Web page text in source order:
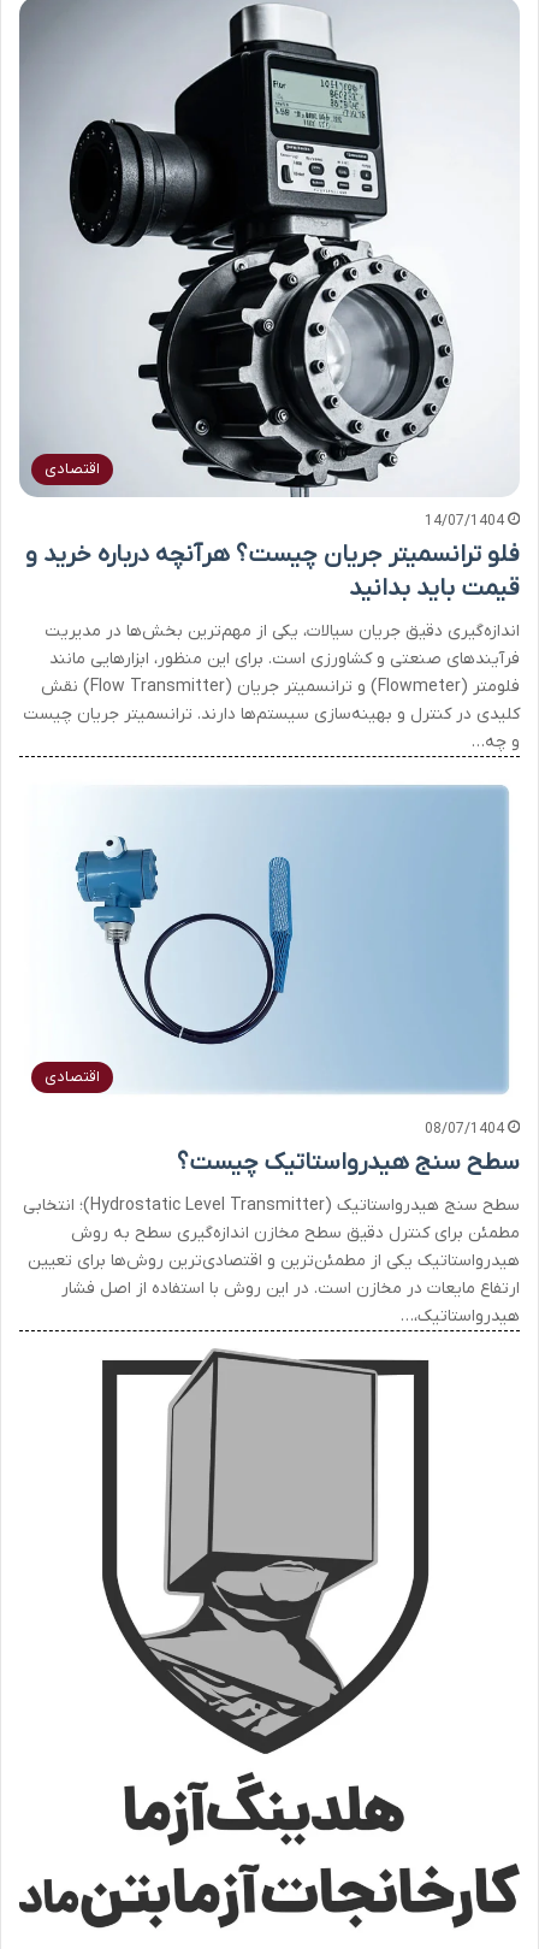
اقتصادی
14/07/1404
فلو ترانسمیتر جریان چیست؟ هرآنچه درباره خرید و
قیمت باید بدانید
اندازه‌گیری دقیق جریان سیالات، یکی از مهم‌ترین بخش‌ها در مدیریت
فرآیندهای صنعتی و کشاورزی است. برای این منظور، ابزارهایی مانند
فلومتر (Flowmeter) و ترانسمیتر جریان (Flow Transmitter) نقش
کلیدی در کنترل و بهینه‌سازی سیستم‌ها دارند. ترانسمیتر جریان چیست
و چه…
اقتصادی
08/07/1404
سطح سنج هیدرواستاتیک چیست؟
سطح‌ سنج هیدرواستاتیک (Hydrostatic Level Transmitter)؛ انتخابی
مطمئن برای کنترل دقیق سطح مخازن اندازه‌گیری سطح به روش
هیدرواستاتیک یکی از مطمئن‌ترین و اقتصادی‌ترین روش‌ها برای تعیین
ارتفاع مایعات در مخازن است. در این روش با استفاده از اصل فشار
هیدرواستاتیک،…